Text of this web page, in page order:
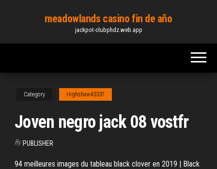
content
meadowlands casino fin de año
jackpot-clubphdz.web.app
Category Highshaw43337
Joven negro jack 08 vostfr
By PUBLISHER
94 meilleures images du tableau black clover en 2019 | Black